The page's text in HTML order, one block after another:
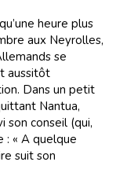
heure plus
aux Neyrolles,
se
aussitôt
Dans un petit
Nantua,
son conseil (qui,
: « A quelque
suit son